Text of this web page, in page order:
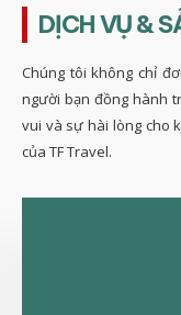
DỊCH VỤ &
Chúng tôi không chỉ
người bạn đồng hành
vui và sự hài lòng cho
của TF Travel.